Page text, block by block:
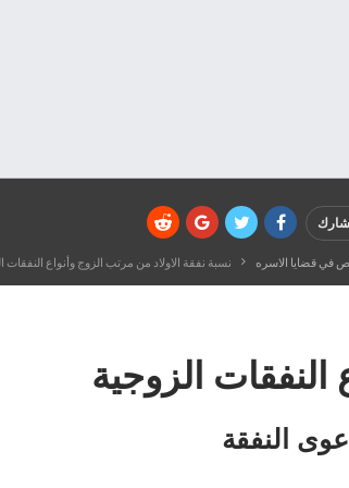
شارك
في قضايا الاسره نسبة نفقة الاولاد من مرتب الزوج وأنواع النفقات
النفقات الزوجية